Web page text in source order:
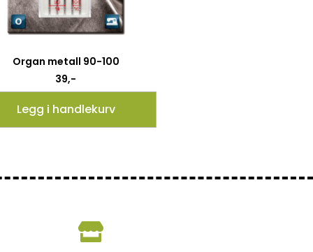
Organ metall 90-100
39,-
Legg i handlekurv